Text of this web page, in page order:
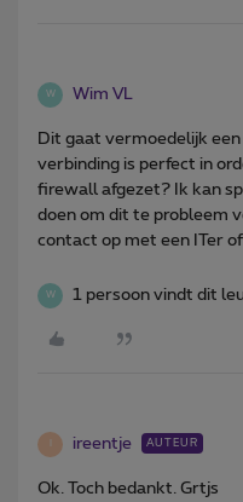
W Wim VL
Dit gaat vermoedelijk
verbinding is perfect in
firewall afgezet? Ik kan
doen om dit te probleem
contact op met een ITer
W 1 persoon vindt dit
ireentje AUTEUR
Ok. Toch bedankt. Grtjs